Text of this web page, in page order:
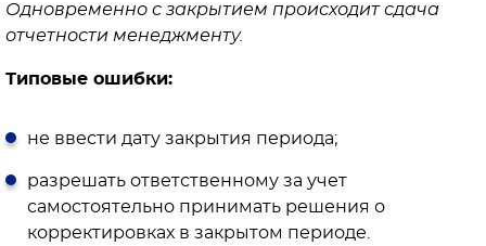
Одновременно с закрытием происходит сдача
отчетности менеджменту.
Типовые ошибки:
не ввести дату закрытия периода;
разрешать ответственному за учет
самостоятельно принимать решения о
корректировках в закрытом периоде.